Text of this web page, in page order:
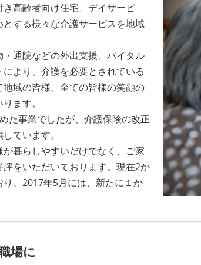
高齢者向け住宅、デイサービ
する様々な介護サービスを地域
通院などの外出支援、バイタル
より、介護を必要とされている
域の皆様、全ての皆様の笑顔の
ます。
た事業でしたが、介護保険の改正
ています。
暮らしやすいだけでなく、ご家
をいただいております。現在2か
、2017年5月には、新たに１か
場に